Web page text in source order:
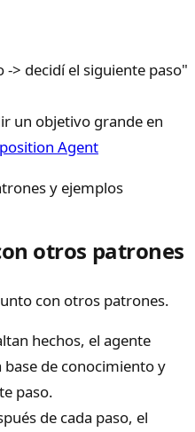
> decidí el siguiente paso"
un objetivo grande en
Agent
y ejemplos
otros patrones
con otros patrones.
hechos, el agente
de conocimiento y
paso.
de cada paso, el